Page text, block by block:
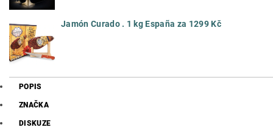
Jamón Curado . 1 kg España za 1299 Kč
POPIS
ZNAČKA
DISKUZE